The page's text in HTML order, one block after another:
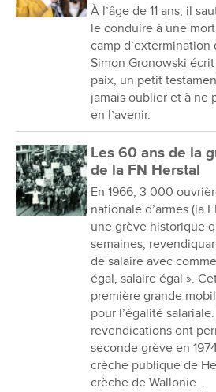
À l’âge de 11 ans, il
le conduire à une
camp d’extermination
Simon Gronowski
paix, un petit
jamais oublier et à ne
en l’avenir.
Les 60 ans de la
de la FN Herstal
En 1966, 3 000
nationale d’armes (la
une grève historique
semaines,
de salaire avec
égal, salaire égal ».
première grande
pour l’égalité
revendications ont
seconde grève en
crèche publique de
crèche de Wallonie…